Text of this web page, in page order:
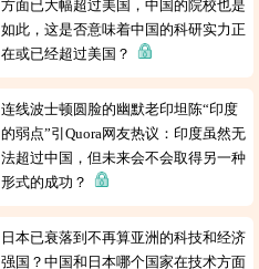
方面已大幅超过美国，中国的院校也是
如此，这是否意味着中国的科研实力正
在或已经超过美国？
连线波士顿圆脸的幽默老印坦陈“印度
的弱点”引Quora网友热议：印度虽然无
法超过中国，但未来会不会取得另一种
形式的成功？
日本已衰落到不再算亚洲的科技和经济
强国？中国和日本哪个国家在技术方面